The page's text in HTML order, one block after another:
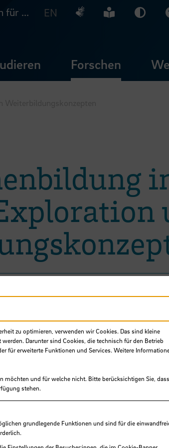
für ... EN DeutscheLeichte
Forschen
Fakultät 5
zu optimieren, verwenden wir Cookies. Das sind kleine
Darunter sind Cookies, die technisch für den Betrieb
für erweiterte Funktionen und Services. Weitere
möchten und für welche nicht. Bitte berücksichtigen Sie, dass
stehen.
grundlegende Funktionen und sind für die